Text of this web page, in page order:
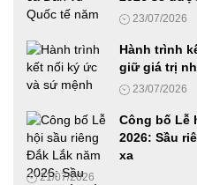
Diễn đàn Phát triển Nhiên
của Đảng đến hành động
18/06/2026
VIMEXPO 2026 và Vietnam
quả cho các doanh nghiệp
Công nghiệp hỗ trợ
12/06/2026
23/07/2026
Hành trình
giữ giá trị
23/07/2026
Công bố Lễ
2026: Sầu
xa
21/07/2026